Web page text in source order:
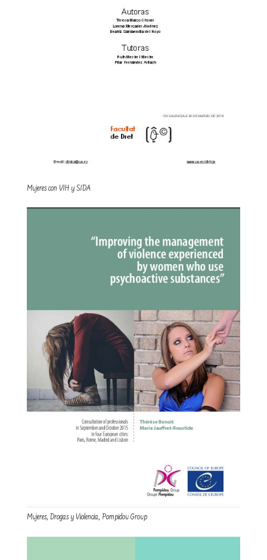
Mujeres con VIH y SIDA
Mujeres, Drogas y Violencia, Pompidou Group